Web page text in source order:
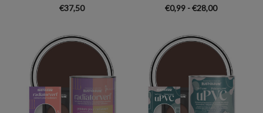
€37,50
€0,99 - €28,00